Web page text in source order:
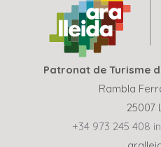
Patronat de Turisme
Rambla
25007
+34 973 245 408